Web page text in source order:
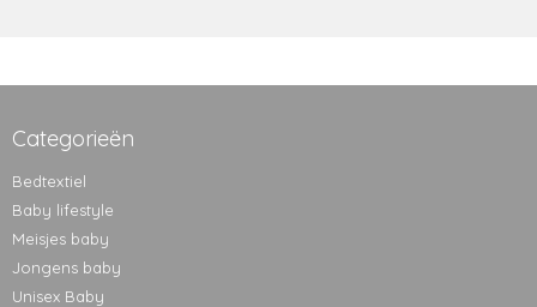
Categorieën
Bedtextiel
Baby lifestyle
Meisjes baby
Jongens baby
Unisex Baby